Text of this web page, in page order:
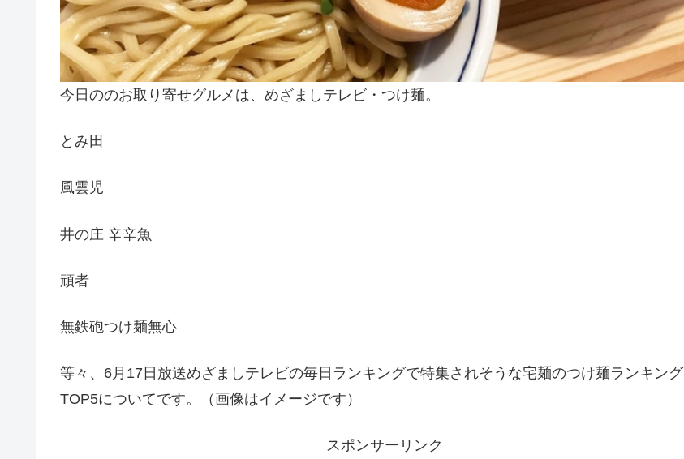
今日ののお取り寄せグルメは、めざましテレビ・つけ麺。
とみ田
風雲児
井の庄 辛辛魚
頑者
無鉄砲つけ麺無心
等々、6月17日放送めざましテレビの毎日ランキングで特集されそうな宅麺のつけ麺ランキング
TOP5についてです。（画像はイメージです）
スポンサーリンク